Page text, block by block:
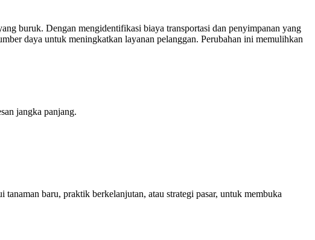
buruk. Dengan mengidentifikasi biaya transportasi dan penyimpanan yang
daya untuk meningkatkan layanan pelanggan. Perubahan ini memulihkan
jangka panjang.
baru, praktik berkelanjutan, atau strategi pasar, untuk membuka